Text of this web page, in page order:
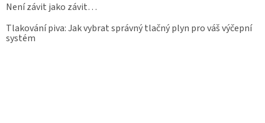
Není závit jako závit…
Tlakování piva: Jak vybrat správný tlačný plyn pro váš výčepní
systém